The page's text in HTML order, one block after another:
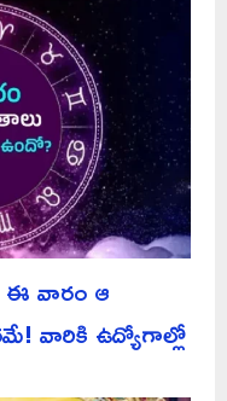
ఈ వారం ఆ
వారికి ఉద్యోగాల్లో